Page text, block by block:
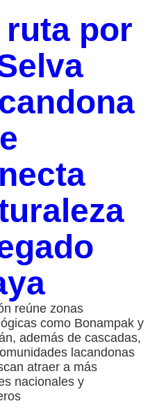
ruta por
reúne zonas
como Bonampak y
además de cascadas,
lacandonas
atraer a más
nacionales y